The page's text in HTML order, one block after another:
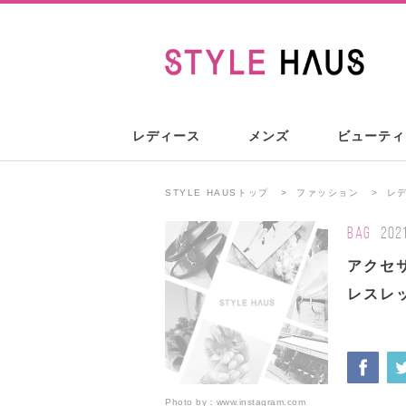
レディース メンズ ビューテ
STYLE HAUSトップ ファッション レ
BAG
アクセ
レスレ
Photo by： www.instagram.com